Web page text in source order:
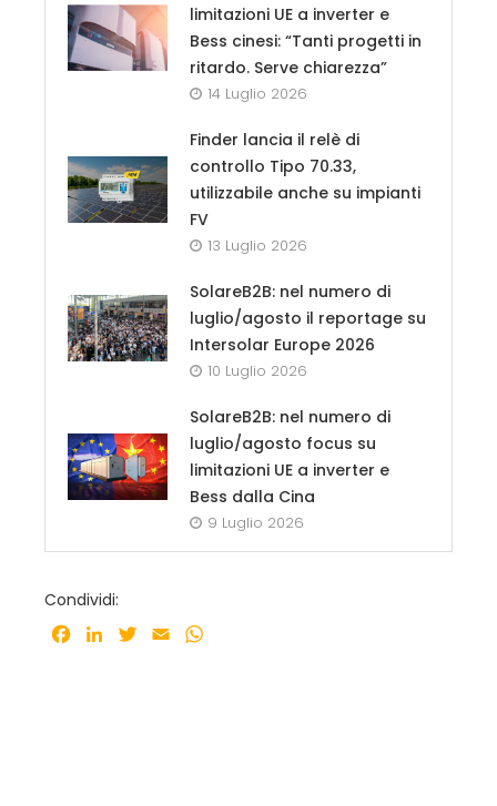
limitazioni UE a inverter e
Bess cinesi: “Tanti progetti in
ritardo. Serve chiarezza”
14 Luglio 2026
Finder lancia il relè di
controllo Tipo 70.33,
utilizzabile anche su impianti
FV
13 Luglio 2026
SolareB2B: nel numero di
luglio/agosto il reportage su
Intersolar Europe 2026
10 Luglio 2026
SolareB2B: nel numero di
luglio/agosto focus su
limitazioni UE a inverter e
Bess dalla Cina
9 Luglio 2026
Condividi:
Facebook
LinkedInTwitter
Email